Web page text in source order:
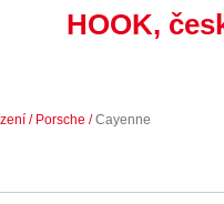
HOOK,
/ Porsche /Cayenne